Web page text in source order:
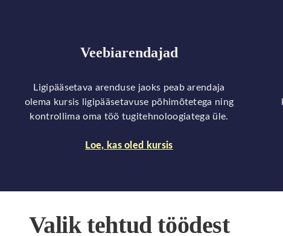
Veebiarendajad
Ligipääsetava arenduse jaoks peab arendaja
olema kursis ligipääsetavuse põhimõtetega ning
kontrollima oma töö tugitehnoloogiatega üle.
Loe, kas oled kursis
Valik tehtud töödest